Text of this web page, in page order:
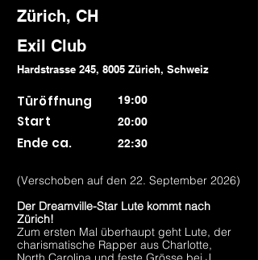
Zürich, CH
Exil Club
Hardstrasse 245, 8005 Zürich, Schweiz
Türöffnung
Start
Ende ca.
19:00
20:00
22:30
(Verschoben auf den 22. September 2026)
Der Dreamville-Star Lute kommt nach
Zürich!
Zum ersten Mal überhaupt geht Lute, der
charismatische Rapper aus Charlotte,